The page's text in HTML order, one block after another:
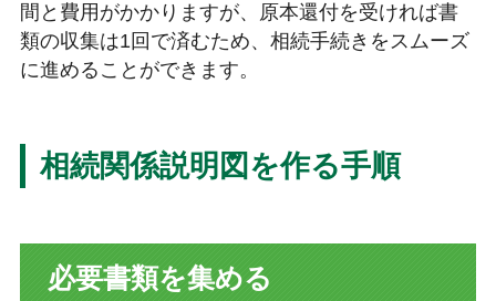
間と費用がかかりますが、原本還付を受ければ書
類の収集は1回で済むため、相続手続きをスムーズ
に進めることができます。
相続関係説明図を作る手順
必要書類を集める